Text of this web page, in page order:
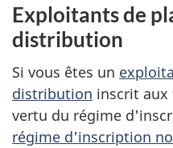
Exploitants de
distribution
Si vous êtes un
distribution inscrit aux
vertu du régime
régime d'inscription